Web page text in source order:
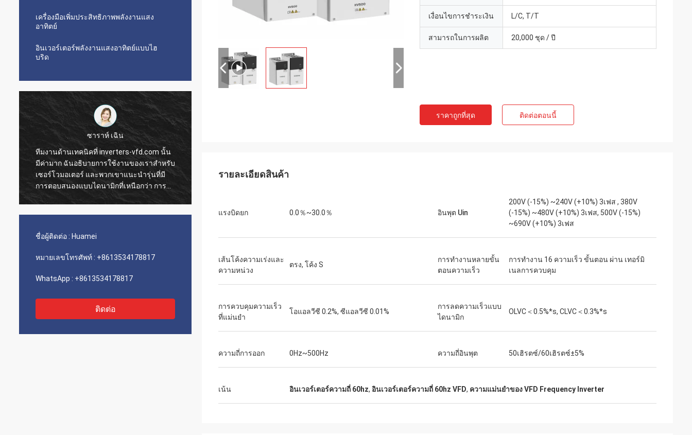
เครื่องมือเพิ่มประสิทธิภาพพลังงานแสง
อาทิตย์
อินเวอร์เตอร์พลังงานแสงอาทิตย์แบบไฮ
บริด
ซาราห์ เฉิน
ทีมงานด้านเทคนิคที่ inverters-vfd.com นั้น
มีค่ามาก ฉันอธิบายการใช้งานของเราสำหรับ
เซอร์โวมอเตอร์ และพวกเขาแนะนำรุ่นที่มี
การตอบสนองแบบไดนามิกที่เหนือกว่า การ
ติดตั้งเป็นไปอย่างราบรื่น และความแม่นยำได้
ประสิทธิภาพสูง!
ความรวดเร็วอย่างน่าประหลาดใจ นับตั้งแต่
ขนส่งและการทำงานที่แข็งแกร่งของส่วน
แบรนด์ดังที่เราเคยใช้ ในราคาเพียงเศษเสี้ยว
เหมาะอย่างยิ่งสำหรับการใช้งานเฉพาะทาง
ซัพพลายเออร์รายก่อนของเราอีกด้วย ความ
เสถียรของมันช่วยขจัดปัญหาการสะดุดบ่อย
ครั้งของเราได้ คุ้มค่าอย่างยิ่งและเป็น
พันธมิตรที่เชื่อถือได้สำหรับส่วนประกอบ
ชื่อผู้ติดต่อ : Huamei
หมายเลขโทรศัพท์ : +8613534178817
WhatsApp : +8613534178817
ติดต่อ
เงื่อนไขการชำระเงิน L/C, T/T
สามารถในการผลิต 20,000 ชุด / ปี
ราคาถูกที่สุด ติดต่อตอนนี้
รายละเอียดสินค้า
แรงบิดยก 0.0％~30.0％ อินพุต Uin
200V (-15%) ~240V (+10%) 3เฟส , 380V
(-15%) ~480V (+10%) 3เฟส, 500V (-15%)
~690V (+10%) 3เฟส
เส้นโค้งความเร่งและ
ความหน่วง
ตรง, โค้ง S
การทํางานหลายขั้น
ตอนความเร็ว
การทํางาน 16 ความเร็ว ขั้นตอน ผ่าน เทอร์มิ
เนลการควบคุม
การควบคุมความเร็ว
ที่แม่นยำ
โอแอลวีซี 0.2%, ซีแอลวีซี 0.01%
การลดความเร็วแบบ
ไดนามิก
OLVC＜0.5%*s, CLVC＜0.3%*s
ความถี่การออก 0Hz~500Hz ความถี่อินพุต 50เฮิรตซ์/60เฮิรตซ์±5%
เน้น อินเวอร์เตอร์ความถี่ 60hz, อินเวอร์เตอร์ความถี่ 60hz VFD, ความแม่นยําของ VFD Frequency Inverter